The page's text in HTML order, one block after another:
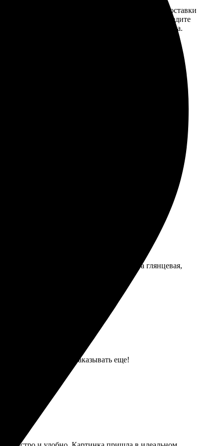
Введите адрес и выберите способ доставки
заказа. Если у вас есть промокод, введите
его в специальное поле для промокода.
как в юности. Заказывала для девичника, все
Календарь пришёл вовремя, бумага глянцевая,
прекрасно. Буду заказывать еще!